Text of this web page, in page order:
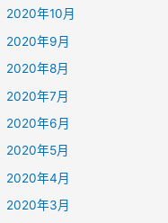
2020年10月
2020年9月
2020年8月
2020年7月
2020年6月
2020年5月
2020年4月
2020年3月